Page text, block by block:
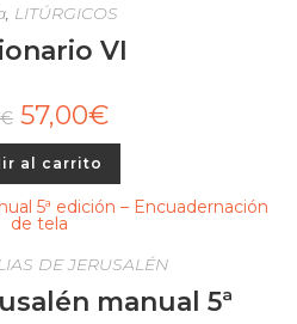
, LITÚRGICOS
VI
€ 57,00€
al carrito
DE JERUSALÉN
manual 5ª